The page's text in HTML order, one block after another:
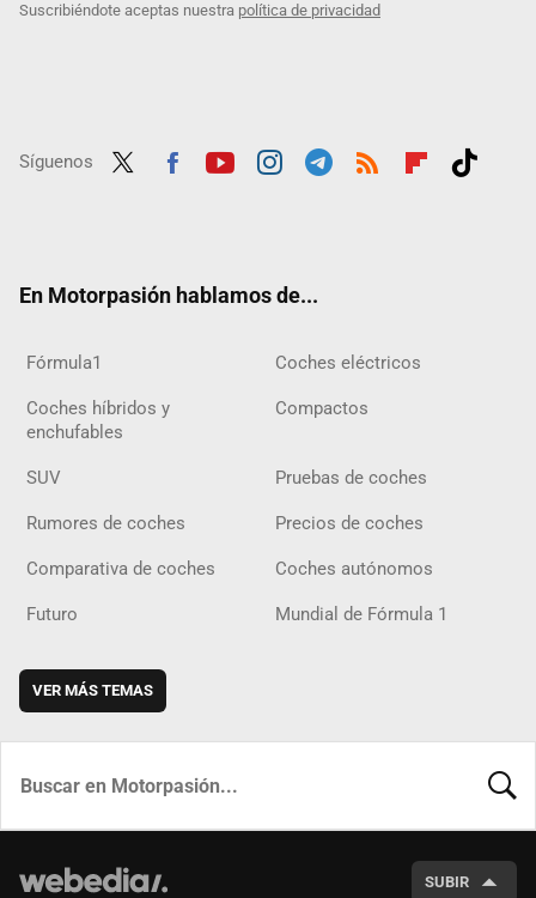
Suscribiéndote aceptas nuestra política de privacidad
Síguenos
En Motorpasión hablamos de...
Fórmula1 Coches eléctricos
Coches híbridos y
enchufables
Compactos
SUV Pruebas de coches
Rumores de coches Precios de coches
Comparativa de coches Coches autónomos
Futuro Mundial de Fórmula 1
VER MÁS TEMAS
SUBIR